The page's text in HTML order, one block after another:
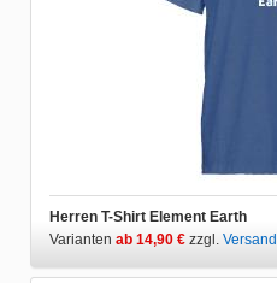
Herren T-Shirt Element Earth
Varianten ab 14,90 € zzgl. Versand